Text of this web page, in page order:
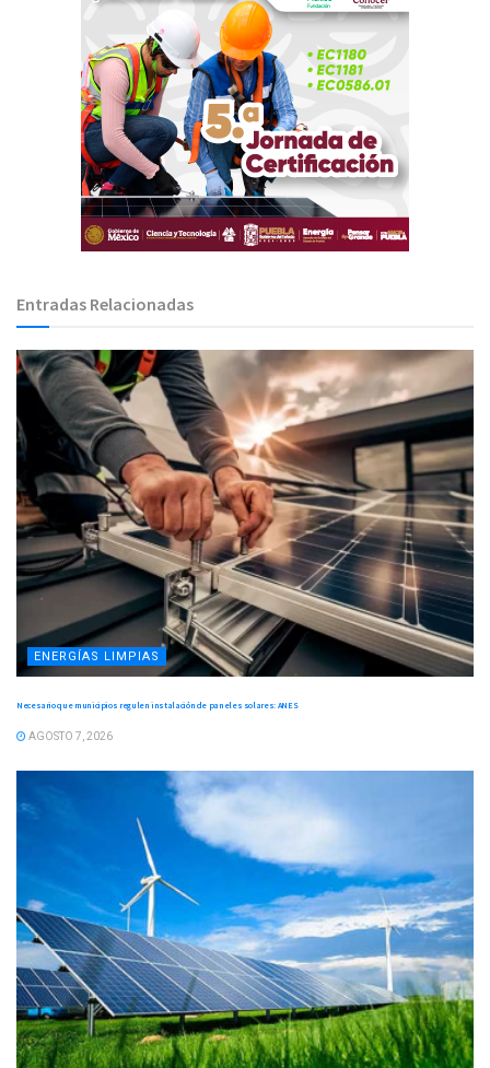
Entradas Relacionadas
ENERGÍAS LIMPIAS
Necesario que municipios regulen instalación de paneles solares: ANES
AGOSTO 7, 2026